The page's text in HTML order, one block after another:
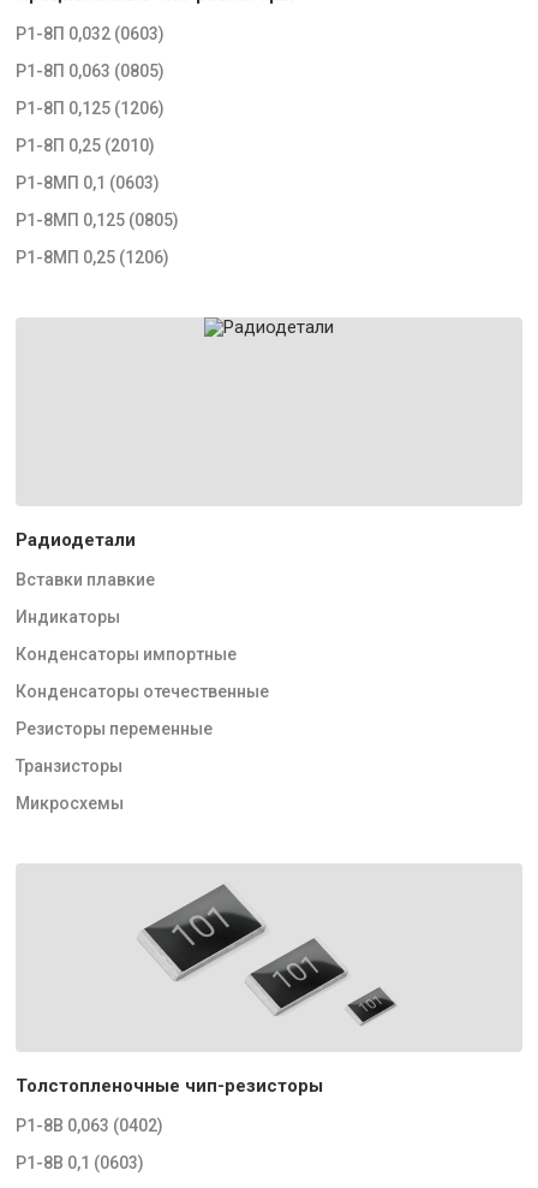
Р1-8П 0,032 (0603)
Р1-8П 0,063 (0805)
Р1-8П 0,125 (1206)
Р1-8П 0,25 (2010)
Р1-8МП 0,1 (0603)
Р1-8МП 0,125 (0805)
Р1-8МП 0,25 (1206)
Радиодетали
Вставки плавкие
Индикаторы
Конденсаторы импортные
Конденсаторы отечественные
Резисторы переменные
Транзисторы
Микросхемы
Толстопленочные чип-резисторы
Р1-8В 0,063 (0402)
Р1-8В 0,1 (0603)